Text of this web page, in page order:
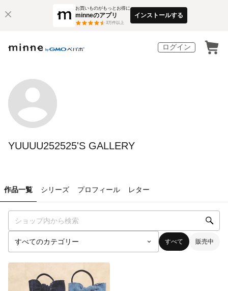
お買いものがもっとお得に
minneのアプリ
3万件以上
インストールする
ログイン
YUUUU252525'S GALLERY
作品一覧 シリーズ プロフィール レター
すべて 販売中